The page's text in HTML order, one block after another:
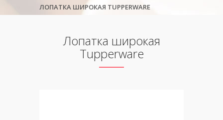
ЛОПАТКА ШИРОКАЯ TUPPERWARE
Лопатка широкая
Tupperware